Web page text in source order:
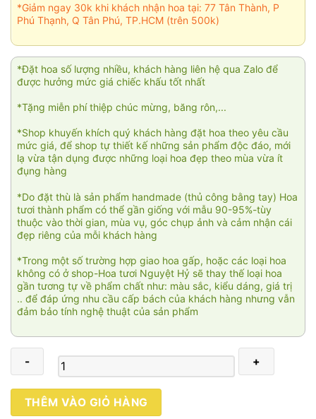
*Giảm ngay 30k khi khách nhận hoa tại: 77 Tân Thành, P
Phú Thạnh, Q Tân Phú, TP.HCM (trên 500k)
*Đặt hoa số lượng nhiều, khách hàng liên hệ qua Zalo để
được hưởng mức giá chiếc khấu tốt nhất
*Tặng miễn phí thiệp chúc mừng, băng rôn,...
*Shop khuyến khích quý khách hàng đặt hoa theo yêu cầu
mức giá, để shop tự thiết kế những sản phẩm độc đáo, mới
lạ vừa tận dụng được những loại hoa đẹp theo mùa vừa ít
đụng hàng
*Do đặt thù là sản phẩm handmade (thủ công bằng tay) Hoa
tươi thành phẩm có thể gần giống với mẫu 90-95%-tùy
thuộc vào thời gian, mùa vụ, góc chụp ảnh và cảm nhận cái
đẹp riêng của mỗi khách hàng
*Trong một số trường hợp giao hoa gấp, hoặc các loại hoa
không có ở shop-Hoa tươi Nguyệt Hỷ sẽ thay thế loại hoa
gần tương tự về phẩm chất như: màu sắc, kiểu dáng, giá trị
.. để đáp ứng nhu cầu cấp bách của khách hàng nhưng vẫn
đảm bảo tính nghệ thuật của sản phẩm
Khúc
nhạc
THÊM VÀO GIỎ HÀNG